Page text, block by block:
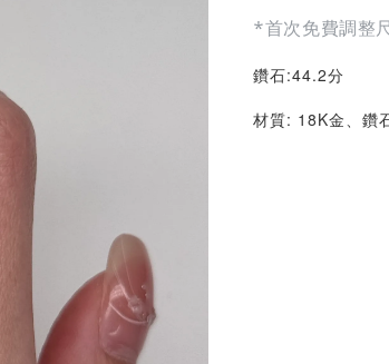
*首次免費調整
鑽石:44.2分
材質: 18K金、鑽